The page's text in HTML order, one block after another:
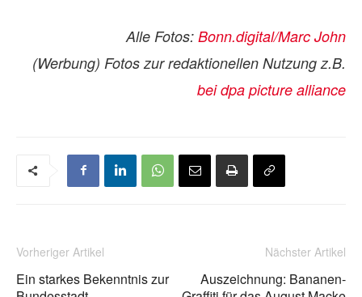
Alle Fotos: Bonn.digital/Marc John
(Werbung) Fotos zur redaktionellen Nutzung z.B.
bei dpa picture alliance
Vorheriger Artikel
Ein starkes Bekenntnis zur
Nächster Artikel
Auszeichnung: Bananen-